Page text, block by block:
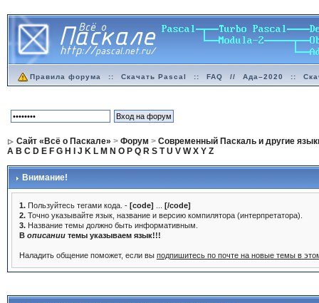
Правила форума :: Скачать Pascal :: FAQ // Ада–2020 ::
Сайт «Всё о Паскале» > Форум > Современный Паскаль и другие
A B C D E F G H J K L M N O P Q R S T U V W X Y Z
Внимание!
1.Пользуйтесь тегами кода. - [code]
[/code]
2.Точно указывайте язык, название и версию компилятора (интерпретатора).
3.Название темы должно быть информативным.
В описаниитемы указываем язык!!!
Наладить общение поможет, если вы подпишитесь по почте на новые темы в